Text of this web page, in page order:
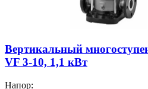
Вертикальный
VF 3-10, 1,1 кВт
Напор: